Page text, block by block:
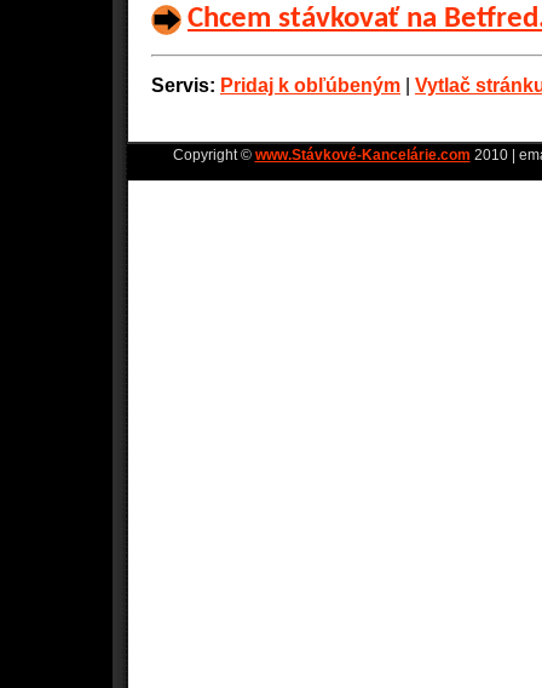
Chcem stávkovať na
Servis: Pridaj k obľúbeným Vytlač
Copyright © www.Stávkové-Kancelárie.com 2010 |